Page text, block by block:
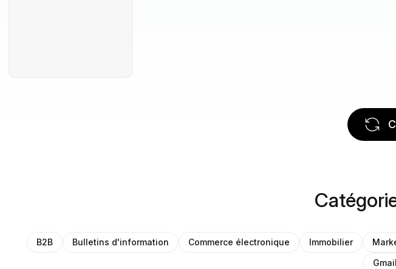
B2B Bulletins d'information Commerce électronique Immobilier
Gmail